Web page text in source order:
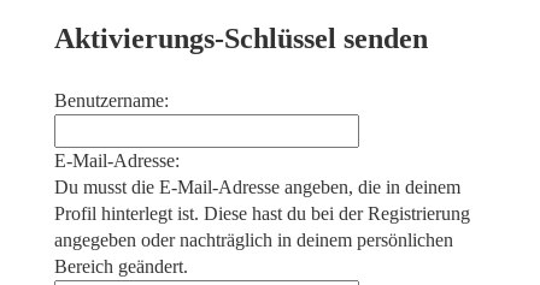
Aktivierungs-Schlüssel senden
Benutzername:
E-Mail-Adresse:
Du musst die E-Mail-Adresse angeben, die in deinem
Profil hinterlegt ist. Diese hast du bei der Registrierung
angegeben oder nachträglich in deinem persönlichen
Bereich geändert.